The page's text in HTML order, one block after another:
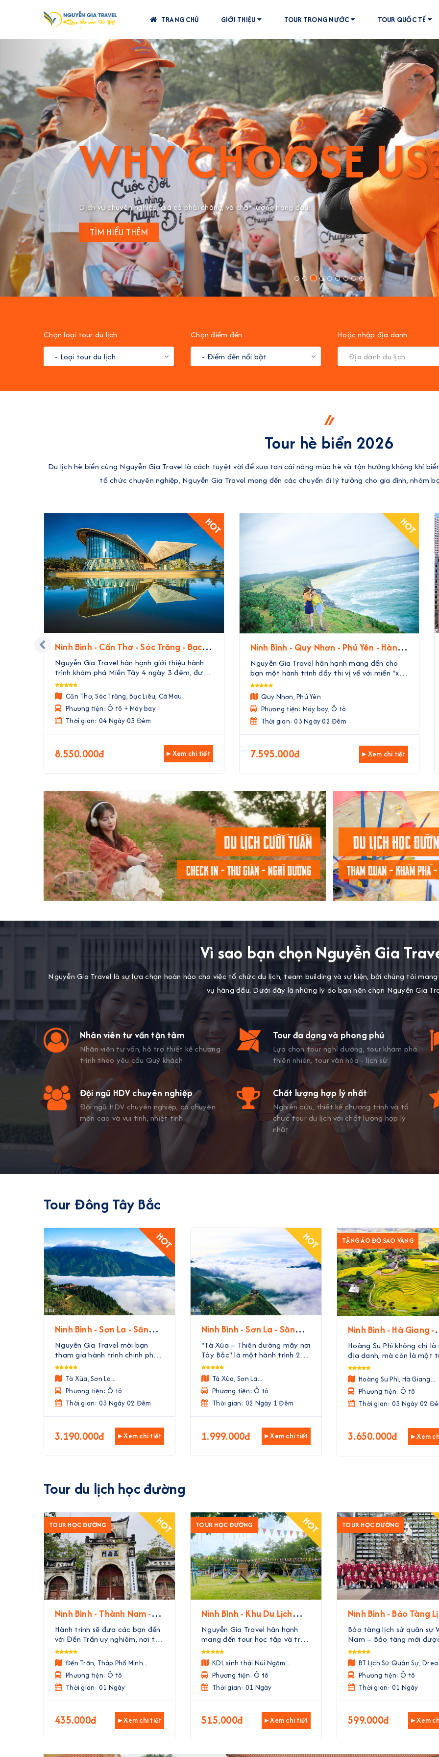
TRANG CHỦ GIỚI THIỆU TOUR TRONG NƯỚC TOUR QUỐC TẾ
WHY CHOOSE
Dịch vụ chuyên nghiệp, giá cả phải chăng, và chất lượng hàng đầu.
TÌM HIỂU THÊM
Previous
Chọn loại tour du lịch Chọn điểm đến
Hoặc nhập địa danh
Tour hè biển 2026
Du lịch hè biển cùng Nguyễn Gia Travel là cách tuyệt vời để xua tan cái nóng mùa hè và tận hưởng không khí
tổ chức chuyên nghiệp, Nguyễn Gia Travel mang đến các chuyến đi lý tưởng cho gia đình, nhóm
HOT
Ninh Bình - Cần Thơ - Sóc Trăng - Bạc
Liêu - Cà Mau | 4 Ngày 3 Đêm
Nguyễn Gia Travel hân hạnh giới thiệu hành
trình khám phá Miền Tây 4 ngày 3 đêm, đưa
Quý khách đến với vẻ đẹp trù phú, văn hóa
độc đáo và ẩm thực phong phú của vùng đất
phương Nam. Với sự kết hợp hoà ...
Cần Thơ, Sóc Trăng, Bạc Liêu, Cà Mau
Phương tiện: Ô tô + Máy bay
Thời gian: 04 Ngày 03 Đêm
8.550.000đ ▸ Xem chi tiết
HOT
Ninh Bình - Quy Nhơn - Phú Yên - Hành
Trình Về Với Hoa Vàng Trên Cỏ Xanh | 3
Ngày 2 Đêm
Nguyễn Gia Travel hân hạnh mang đến cho
bạn một hành trình đầy thi vị về với miền "xứ
Nẫu" Quy Nhơn - Phú Yên. Tour là sự kết hợp
hoàn hảo giữa những khung cảnh biển cả
hùng vĩ và nên thơ. Bạn sẽ đượ ...
Quy Nhơn, Phú Yên
Phương tiện: Máy bay, Ô tô
Thời gian: 03 Ngày 02 Đêm
7.595.000đ ▸ Xem chi tiết
Vì sao bạn chọn Nguyễn Gia
Nguyễn Gia Travel là sự lựa chọn hoàn hảo cho việc tổ chức du lịch, team building và sự kiện, bởi chúng tôi
vụ hàng đầu. Dưới đây là những lý do bạn nên chọn Nguyễn Gia
Nhân viên tư vấn tận tâm
Nhân viên tư vấn, hỗ trợ thiết kế chương
trình theo yêu cầu Quý khách
Đội ngũ HDV chuyên nghiệp
Đội ngũ HDV chuyên nghiệp, có chuyên
môn cao và vui tính, nhiệt tình
Tour đa dạng và phong phú
Lựa chọn tour nghỉ dưỡng, tour khám phá
thiên nhiên, tour văn hóa - lịch sử
Chất lượng hợp lý nhất
Nghiên cứu, thiết kế chương trình và tổ
chức tour du lịch với chất lượng hợp lý
nhất
Tour Đông Tây Bắc
HOT
Ninh Bình - Sơn La - Săn
Mây Tà Xùa | 3 Ngày 2
Đêm
Nguyễn Gia Travel mời bạn
tham gia hành trình chinh phục
Tà Xùa – "Thiên đường mây"
huyền thoại của Tây Bắc. Trong
3 ngày 2 đêm, bạn sẽ được rời
xa phố thị ồn ào, đắm mình
trong biển mây bồng bềnh nh ...
Tà Xùa, Sơn La...
Phương tiện: Ô tô
Thời gian: 03 Ngày 02 Đêm
3.190.000đ ▸ Xem chi tiết
HOT
Ninh Bình - Sơn La - Săn
Mây Tà Xùa | 2 Ngày 1
Đêm
"Tà Xùa – Thiên đường mây nơi
Tây Bắc" là một hành trình 2
ngày 1 đêm được Nguyễn Gia
Travel thiết kế đặc biệt dành
cho những tâm hồn yêu thiên
nhiên và khao khát khám phá.
Rời xa khói bụi thành phố, ...
Tà Xùa, Sơn La...
Phương tiện: Ô tô
Thời gian: 02 Ngày 1 Đêm
1.999.000đ ▸ Xem chi tiết
TẶNG ÁO ĐỎ SAO VÀNG
Ninh Bình - Hà Giang -
Hoàng Su Phì Mùa Lúa
| 3 Ngày 2 Đêm
Hoàng Su Phì không chỉ
địa danh, mà còn là một
tác được tạo nên bởi bàn
của đồng bào các dân tộc
Dao, Nùng, La Chí. Mỗi độ
về, những thửa ruộng bậc
thang lại khoác lên mình
Hoàng Su Phì, Hà Giang...
Phương tiện: Ô tô
Thời gian: 03 Ngày 02
3.650.000đ ▸ Xem
Tour du lịch học đường
TOUR HỌC ĐƯỜNG HOT
Ninh Bình - Thành Nam -
Theo Dấu Chân Nhà Trần
Hành trình sẽ đưa các bạn đến
với Đền Trần uy nghiêm, nơi thờ
các vị vua đã ba lần đánh tan
quân Nguyên Mông. Tại đây,
các bạn sẽ được tận mắt thấy
những di tích, nghe những câu
chuyện về các vị tướn ...
Đền Trần, Tháp Phổ Minh...
Phương tiện: Ô tô
Thời gian: 01 Ngày
435.000đ ▸ Xem chi tiết
TOUR HỌC ĐƯỜNG HOT
Ninh Bình - Khu Du Lịch
Sinh Thái Núi Ngăm
Nguyễn Gia Travel hân hạnh
mang đến tour học tập và trải
nghiệm tại Khu du lịch sinh thái
Núi Ngăm, một hành trình vừa
học vừa chơi dành cho các bạn
học sinh. Đây không chỉ là một
chuyến đi dã ngoại ...
KDL sinh thái Núi Ngăm...
Phương tiện: Ô tô
Thời gian: 01 Ngày
515.000đ ▸ Xem chi tiết
TOUR HỌC ĐƯỜNG
Ninh Bình - Bảo Tàng
Sử Quân Sự Việt Nam
Tuần Châu Dream
Bảo tàng lịch sử quân sự
Nam – Bảo tàng mới
dựng với thiết kế hiện đại,
trúc không chỉ đơn thuần là
một công trình trưng bày
lịch sử chiến tranh, mà còn
một không gian chung ...
BT Lịch Sử Quân Sự,
Phương tiện: Ô tô
Thời gian: 01 Ngày
599.000đ ▸ Xem